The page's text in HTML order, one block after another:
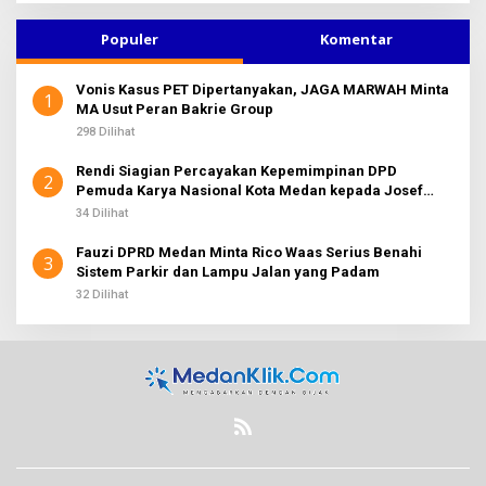
K
S
i
n
u
k
Populer Komentar
1
Vonis Kasus PET Dipertanyakan, JAGA MARWAH Minta
MA Usut Peran Bakrie Group
298 Dilihat
2
Rendi Siagian Percayakan Kepemimpinan DPD
Pemuda Karya Nasional Kota Medan kepada Josef
Sembiring
34 Dilihat
3
Fauzi DPRD Medan Minta Rico Waas Serius Benahi
Sistem Parkir dan Lampu Jalan yang Padam
32 Dilihat